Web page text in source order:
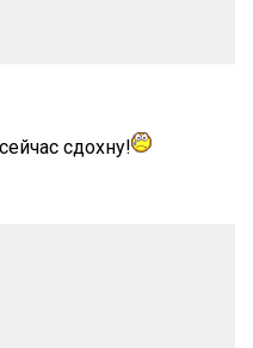
сдохну!